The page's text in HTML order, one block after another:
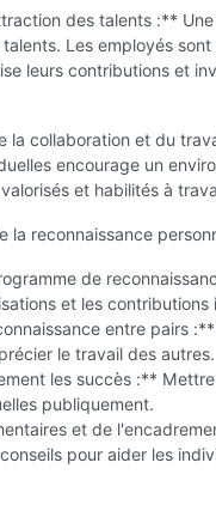
des talents :**
Les employés
leurs contributions et
la collaboration et du
encourage un
et habilités à
reconnaissance
de
et les contributions
entre pairs
le travail des autres.
les succès :**
publiquement.
et de
pour aider les